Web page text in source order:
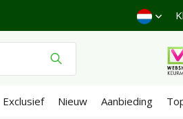
Wij scoren een
Exclusief Nieuw Aanbieding